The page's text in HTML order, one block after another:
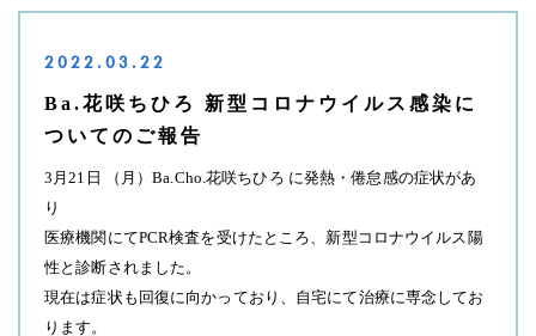
2022.03.22
Ba.花咲ちひろ 新型コロナウイルス感染に
ついてのご報告
3月21日 （月）Ba.Cho.花咲ちひろ に発熱・倦怠感の症状があ
り
医療機関にてPCR検査を受けたところ、新型コロナウイルス陽
性と診断されました。
現在は症状も回復に向かっており、自宅にて治療に専念してお
ります。